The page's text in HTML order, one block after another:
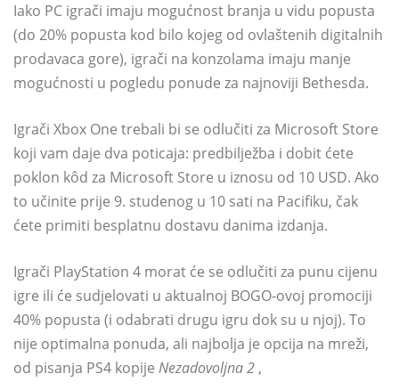
Iako PC igrači imaju mogućnost branja u vidu popusta
(do 20% popusta kod bilo kojeg od ovlaštenih digitalnih
prodavaca gore), igrači na konzolama imaju manje
mogućnosti u pogledu ponude za najnoviji Bethesda.
Igrači Xbox One trebali bi se odlučiti za Microsoft Store
koji vam daje dva poticaja: predbilježba i dobit ćete
poklon kôd za Microsoft Store u iznosu od 10 USD. Ako
to učinite prije 9. studenog u 10 sati na Pacifiku, čak
ćete primiti besplatnu dostavu danima izdanja.
Igrači PlayStation 4 morat će se odlučiti za punu cijenu
igre ili će sudjelovati u aktualnoj BOGO-ovoj promociji
40% popusta (i odabrati drugu igru ​​dok su u njoj). To
nije optimalna ponuda, ali najbolja je opcija na mreži,
od pisanja PS4 kopije Nezadovoljna 2 ,